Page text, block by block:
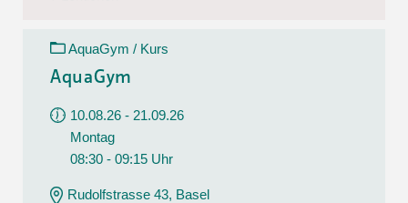
AquaGym / Kurs
AquaGym
10.08.26 - 21.09.26
Montag
08:30 - 09:15 Uhr
Rudolfstrasse 43, Basel